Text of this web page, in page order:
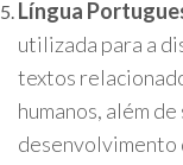
Língua
utilizada para a
textos
humanos, além
desenvolvimento